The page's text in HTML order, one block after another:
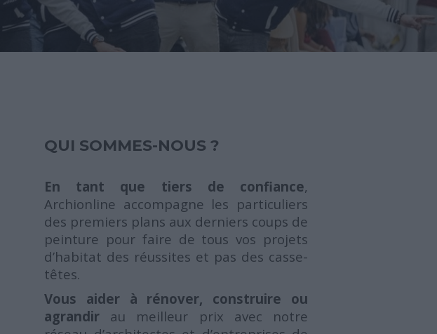
QUI SOMMES-NOUS ?
En tant que tiers de confiance,
Archionline accompagne les particuliers
des premiers plans aux derniers coups de
peinture pour faire de tous vos projets
d’habitat des réussites et pas des casse-
têtes.
Vous aider à rénover, construire ou
agrandir au meilleur prix avec notre